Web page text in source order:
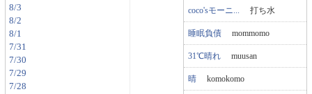
8/3
8/2
8/1
7/31
7/30
7/29
7/28
coco'sモーニ... 打ち水
睡眠負債 mommomo
31℃晴れ muusan
晴 komokomo